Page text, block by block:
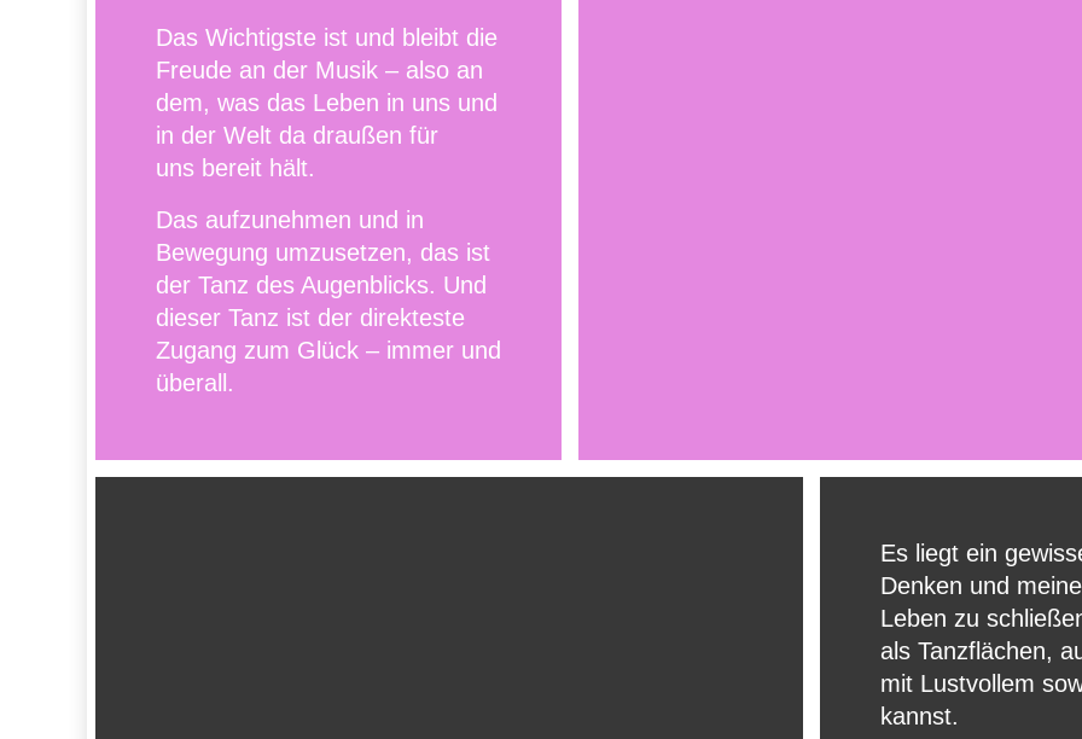
Das Wichtigste ist und bleibt die
Freude an der Musik – also an
dem, was das Leben in uns und
in der Welt da draußen für
uns bereit hält.
Das aufzunehmen und in
Bewegung umzusetzen, das ist
der Tanz des Augenblicks. Und
dieser Tanz ist der direkteste
Zugang zum Glück – immer und
überall.
Es liegt ein
Denken und
Leben zu
als Tanzflächen,
mit Lustvollem
kannst.